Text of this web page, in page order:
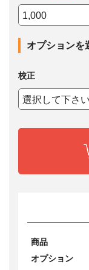
オプションを
校正
商品
オプション